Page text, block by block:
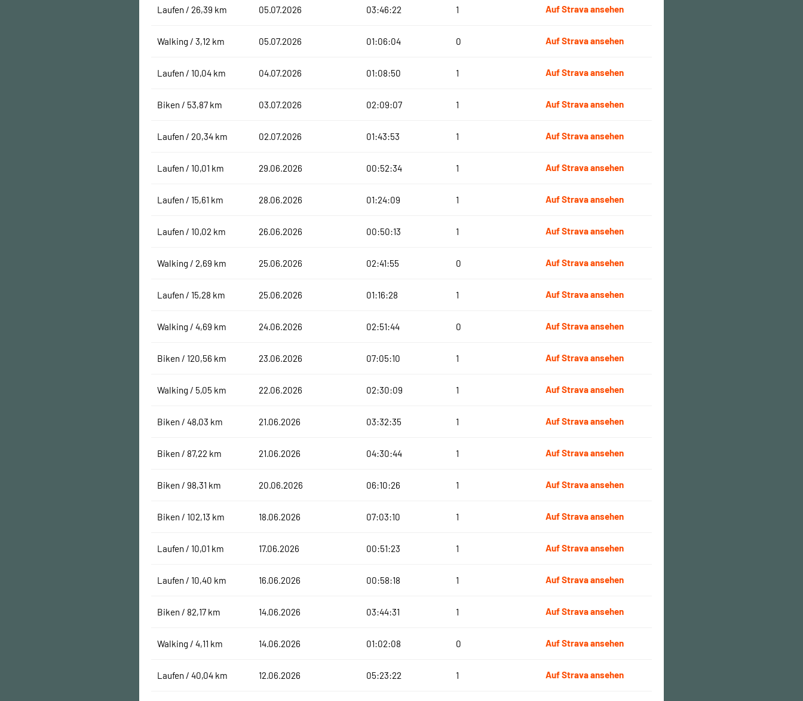
Laufen / 26,39 km 05.07.2026 03:46:22 1 Auf Strava ansehen
Walking / 3,12 km 05.07.2026 01:06:04 0 Auf Strava ansehen
Laufen / 10,04 km 04.07.2026 01:08:50 1 Auf Strava ansehen
Biken / 53,87 km 03.07.2026 02:09:07 1 Auf Strava ansehen
Laufen / 20,34 km 02.07.2026 01:43:53 1 Auf Strava ansehen
Laufen / 10,01 km 29.06.2026 00:52:34 1 Auf Strava ansehen
Laufen / 15,61 km 28.06.2026 01:24:09 1 Auf Strava ansehen
Laufen / 10,02 km 26.06.2026 00:50:13 1 Auf Strava ansehen
Walking / 2,69 km 25.06.2026 02:41:55 0 Auf Strava ansehen
Laufen / 15,28 km 25.06.2026 01:16:28 1 Auf Strava ansehen
Walking / 4,69 km 24.06.2026 02:51:44 0 Auf Strava ansehen
Biken / 120,56 km 23.06.2026 07:05:10 1 Auf Strava ansehen
Walking / 5,05 km 22.06.2026 02:30:09 1 Auf Strava ansehen
Biken / 48,03 km 21.06.2026 03:32:35 1 Auf Strava ansehen
Biken / 87,22 km 21.06.2026 04:30:44 1 Auf Strava ansehen
Biken / 98,31 km 20.06.2026 06:10:26 1 Auf Strava ansehen
Biken / 102,13 km 18.06.2026 07:03:10 1 Auf Strava ansehen
Laufen / 10,01 km 17.06.2026 00:51:23 1 Auf Strava ansehen
Laufen / 10,40 km 16.06.2026 00:58:18 1 Auf Strava ansehen
Biken / 82,17 km 14.06.2026 03:44:31 1 Auf Strava ansehen
Walking / 4,11 km 14.06.2026 01:02:08 0 Auf Strava ansehen
Laufen / 40,04 km 12.06.2026 05:23:22 1 Auf Strava ansehen